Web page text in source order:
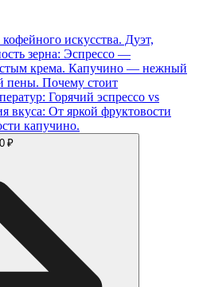
искусства. Дуэт,
зерна: Эспрессо —
крема. Капучино — нежный
пены. Почему стоит
Горячий эспрессо vs
вкуса: От яркой фруктовости
капучино.
₽